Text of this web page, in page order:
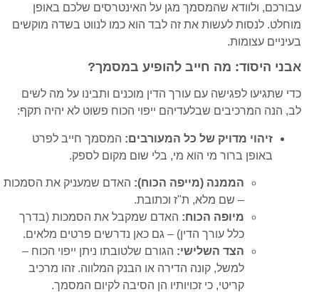
עבורכם, ולוודא שהמסמך מגן על האינטרסים שלכם באופן
מוחלט. לנסות לעשות את זה לבד הוא כמו לנווט בשדה מוקשים
בעיניים עצומות.
אבני היסוד: מה חייב להופיע במסמך?
כדי שתגיעו לפגישה עם עורך הדין מוכנים ותבינו על מה לשים
לב, הנה המרכיבים שבלעדיהם ייפוי הכוח פשוט לא יהיה תקף:
זיהוי מדויק של כל המעורבים: המסמך חייב לפרט
באופן ברור מי הוא מי, בלי שום מקום לספק.
הממנה (מייפה הכוח): האדם שמעניק את הסמכות
– שם מלא, ת"ז וכתובת.
מיופה הכוח: האדם שמקבל את הסמכות (בדרך
כלל עורך הדין) – גם כאן נדרשים פרטים מלאים.
הצד השלישי: הגורם שלטובתו ניתן ייפוי הכוח –
למשל, קונה הדירה או הבנק המלווה. זהו מרכיב
קריטי, כי זכויותיו הן הסיבה לקיום המסמך.